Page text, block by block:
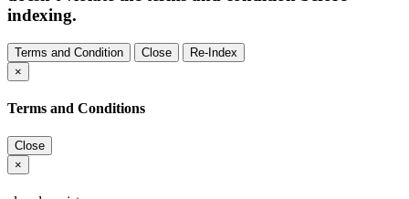
indexing.
Terms and Condition Close
Re-Index
×
Terms and Conditions
Close
×